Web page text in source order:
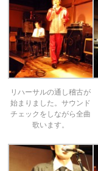
リハーサルの通し稽古が
始まりました。サウンド
チェックをしながら全曲
歌います。